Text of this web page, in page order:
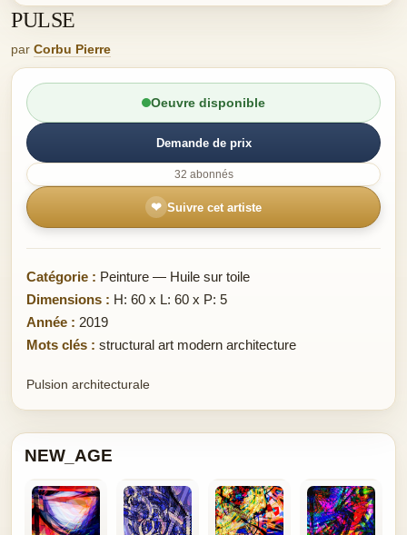
PULSE
par Corbu Pierre
Oeuvre disponible
Demande de prix
32 abonnés
❤ Suivre cet artiste
Catégorie : Peinture — Huile sur toile
Dimensions : H: 60 x L: 60 x P: 5
Année : 2019
Mots clés : structural art modern architecture
Pulsion architecturale
NEW_AGE